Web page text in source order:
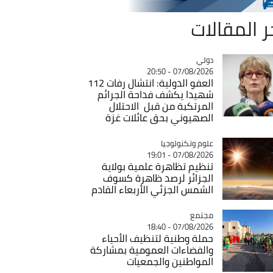
المقالات
Catégorie
دولي
07/08/2026 - 20:50
العفو الدولية: انتشال رفات 112
شهيدا يكشف فداحة الجرائم
المرتكبة من قبل الاحتلال
الصهيوني بحق عائلات غزة
Catégorie
علوم وتكنولوجيا
07/08/2026 - 19:01
تنظيم تظاهرة علمية بولاية
الجزائر لرصد ظاهرة كسوف
الشمس الجزئي الأربعاء القادم
Catégorie
مجتمع
07/08/2026 - 18:40
حملة وطنية لتنظيف الأحياء
والفضاءات العمومية بمشاركة
المواطنين والجمعيات